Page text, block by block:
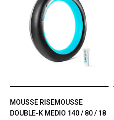
MOUSSE RISEMOUSSE
DOUBLE-K MEDIO 140 / 80 / 18